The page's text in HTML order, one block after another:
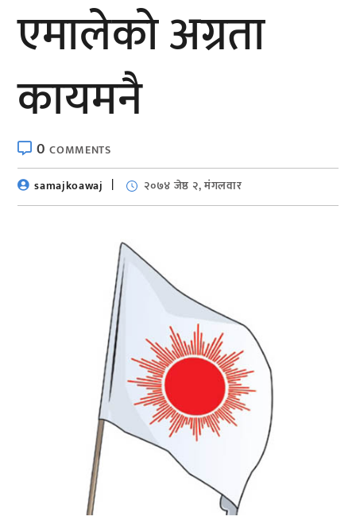
एमालेकाे अग्रता
कायमनै
0COMMENTS
samajkoawaj
२०७४ जेष्ठ २, मंगलवार